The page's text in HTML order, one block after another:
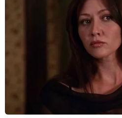
Final explicado de "Pipa",
estrenada en Netflix
Descubre el final de la película de
está disponible en Netflix. ¿Qué
Espectáculos El Popular